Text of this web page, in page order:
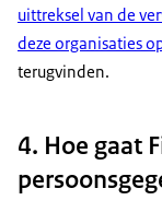
uittreksel van de
deze organisaties
terugvinden.
4. Hoe gaat